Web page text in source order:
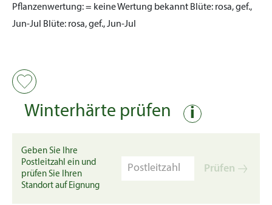
Pflanzenwertung:= keine Wertung bekannt Blüte: rosa, gef.,
Jun-Jul
Blüte: rosa, gef., Jun-Jul
Winterhärte prüfen i
Geben Sie Ihre
Postleitzahl ein und
prüfen Sie Ihren
Standort auf Eignung
Prüfen